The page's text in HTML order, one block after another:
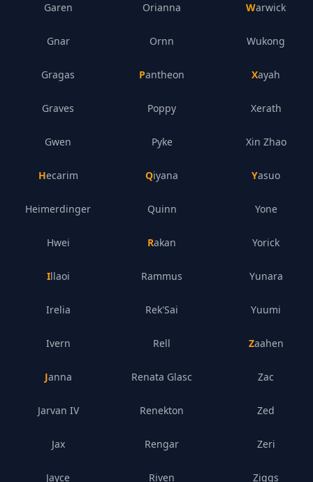
Garen
Gnar
Gragas
Graves
Gwen
Hecarim
Heimerdinger
Hwei
Illaoi
Irelia
Ivern
Janna
Jarvan IV
Jax
Jayce
Orianna
Ornn
Pantheon
Poppy
Pyke
Qiyana
Quinn
Rakan
Rammus
Rek'Sai
Rell
Renata Glasc
Renekton
Rengar
Riven
Warwick
Wukong
Xayah
Xerath
Xin Zhao
Yasuo
Yone
Yorick
Yunara
Yuumi
Zaahen
Zac
Zed
Zeri
Ziggs